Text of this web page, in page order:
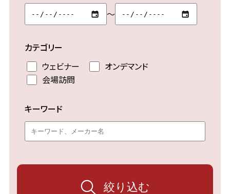
～
カテゴリー
ウェビナー
オンデマンド
会場訪問
キーワード
絞り込む